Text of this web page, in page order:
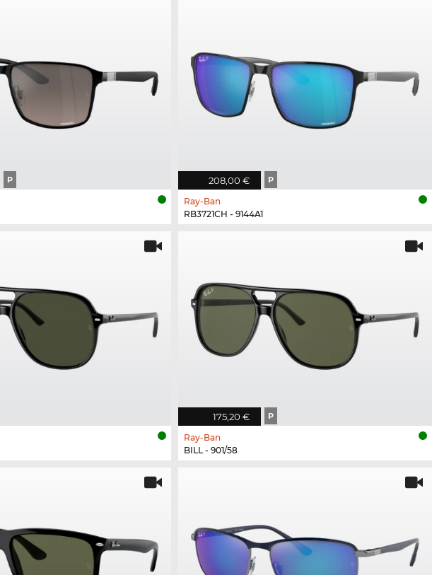
P 208,00 € P
Ray-Ban
RB3721CH - 9144A1
175,20 € P
Ray-Ban
BILL - 901/58